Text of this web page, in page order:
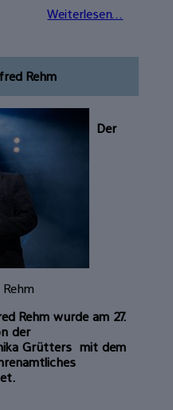
Weiterlesen...
Rehm
Der
Rehm wurde am 27.
der
Grütters mit dem